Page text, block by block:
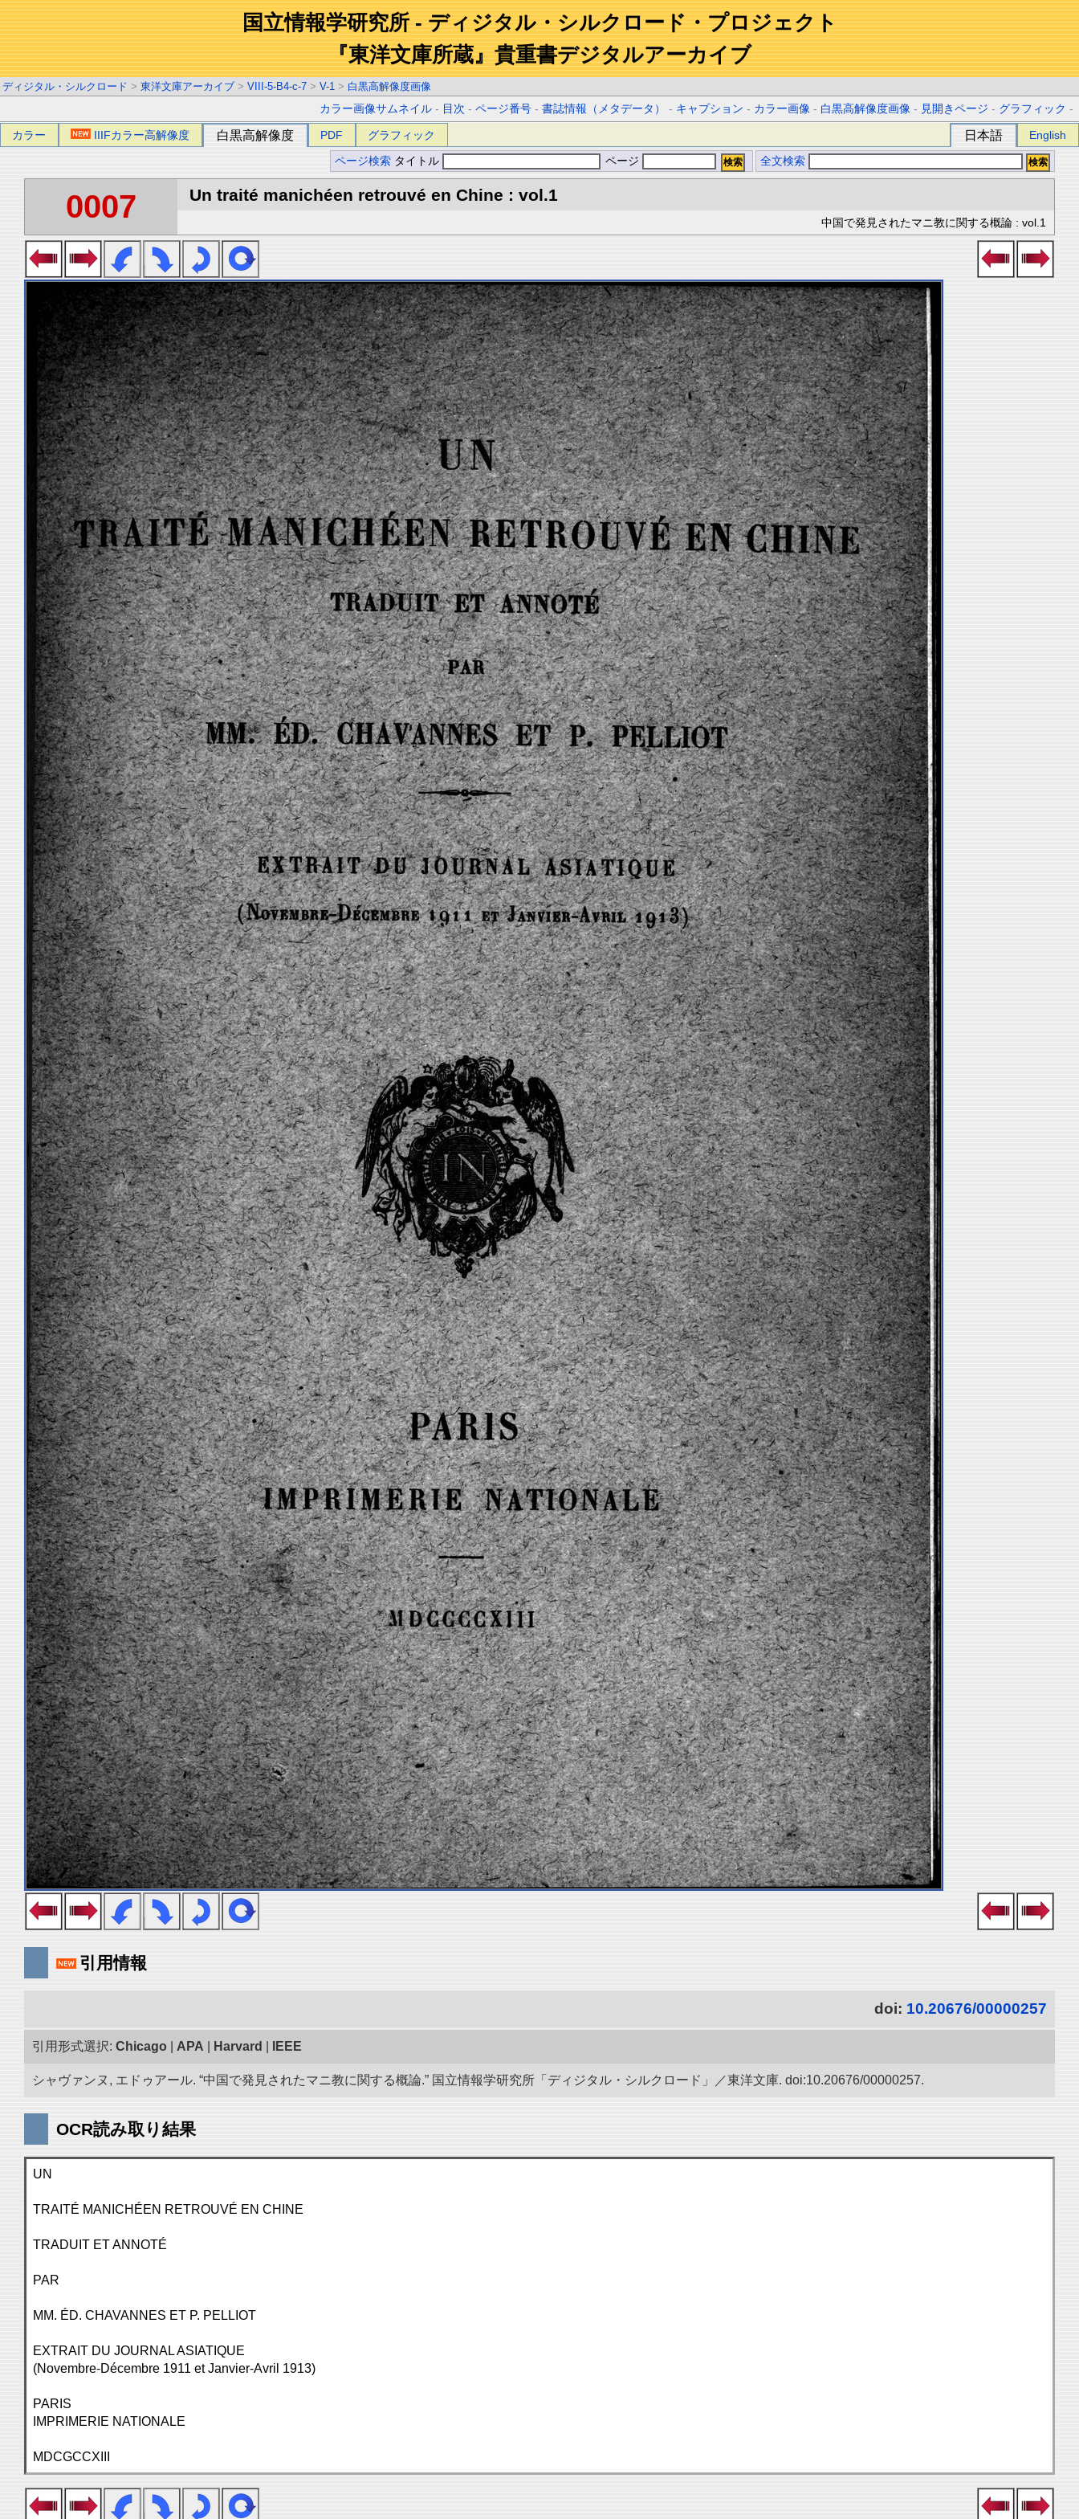
国立情報学研究所 - ディジタル・シルクロード・プロジェクト
『東洋文庫所蔵』貴重書デジタルアーカイブ
ディジタル・シルクロード > 東洋文庫アーカイブ > VIII-5-B4-c-7 > V-1 > 白黒高解像度画像
カラー画像サムネイル - 目次 -ページ番号 -書誌情報（メタデータ） - キャプション - カラー画像 - 白黒高解像度画像 - 見開きページ - グラフィック -
カラー IIIFカラー高解像度 白黒高解像度 PDF グラフィック 日本語 English
ページ検索 タイトル ページ 全文検索
0007 Un traité manichéen retrouvé en Chine : vol.1
中国で発見されたマニ教に関する概論 : vol.1
引用情報
doi: 10.20676/00000257
引用形式選択: Chicago APA Harvard IEEE
シャヴァンヌ, エドゥアール. “中国で発見されたマニ教に関する概論.” 国立情報学研究所「ディジタル・シルクロード」／東洋文庫. doi:10.20676/00000257.
OCR読み取り結果
UN
TRAITÉ MANICHÉEN RETROUVÉ EN CHINE
TRADUIT ET ANNOTÉ
PAR
MM. ÉD. CHAVANNES ET P. PELLIOT
EXTRAIT DU JOURNAL ASIATIQUE
(Novembre-Décembre 1911 et Janvier-Avril 1913)
PARIS
IMPRIMERIE NATIONALE
MDCGCCXIII